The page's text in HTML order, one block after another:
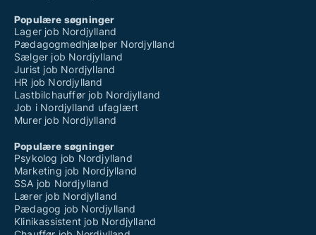
Populære søgninger
Lager job Nordjylland
Pædagogmedhjælper Nordjylland
Sælger job Nordjylland
Jurist job Nordjylland
HR job Nordjylland
Lastbilchauffør job Nordjylland
Job i Nordjylland ufaglært
Murer job Nordjylland
Populære søgninger
Psykolog job Nordjylland
Marketing job Nordjylland
SSA job Nordjylland
Lærer job Nordjylland
Pædagog job Nordjylland
Klinikassistent job Nordjylland